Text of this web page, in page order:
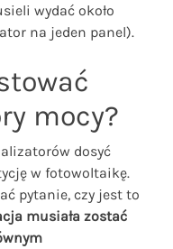
wydać około
na jeden panel).
mocy?
dosyć
w fotowoltaikę.
pytanie, czy jest to
musiała zostać